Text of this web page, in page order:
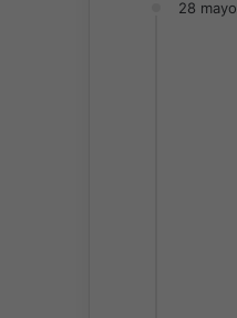
28 mayo